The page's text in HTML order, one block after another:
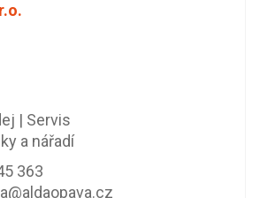
| Servis
a nářadí
363